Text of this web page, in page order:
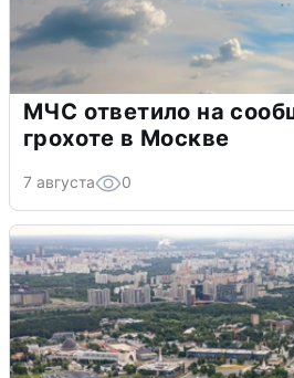
МЧС ответило на
грохоте в Москве
7 августа 0